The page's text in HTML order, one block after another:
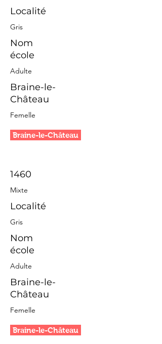
Localité
Gris
Nom
école
Adulte
Braine-le-
Château
Femelle
Braine-le-Château
1460
Mixte
Localité
Gris
Nom
école
Adulte
Braine-le-
Château
Femelle
Braine-le-Château